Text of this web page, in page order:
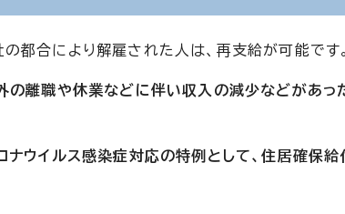
合により解雇された人は、再支給が可能です。
離職や休業などに伴い収入の減少などがあった
イルス感染症対応の特例として、住居確保給